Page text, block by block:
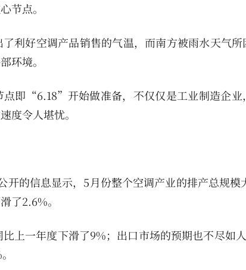
节点。
利好空调产品销售的气温，而南方被雨水天气
环境。
即“6.18”开始做准备，不仅仅是工业制造企业
度令人堪忧。
开的信息显示，5月份整个空调产业的排产总规模
了2.6%。
上一年度下滑了9%；出口市场的预期也不尽如